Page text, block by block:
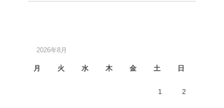
2026年8月
月 火 水 木 金 土 日
1 2